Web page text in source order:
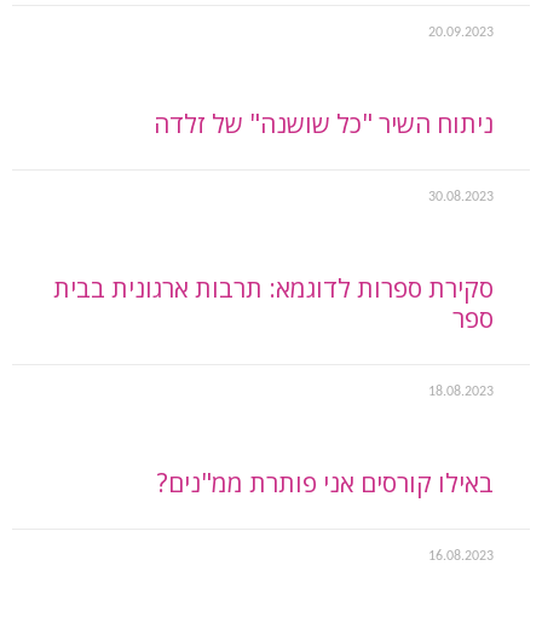
20.09.2023
ניתוח השיר "כל שושנה" של זלדה
30.08.2023
סקירת ספרות לדוגמא: תרבות ארגונית בבית
ספר
18.08.2023
באילו קורסים אני פותרת ממ"נים?
16.08.2023